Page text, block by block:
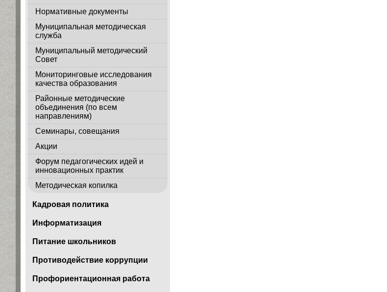
Нормативные документы
Муниципальная методическая
служба
Муниципальный методический
Совет
Мониторинговые исследования
качества образования
Районные методические
объединения (по всем
направлениям)
Семинары, совещания
Акции
Форум педагогических идей и
инновационных практик
Методическая копилка
Кадровая политика
Информатизация
Питание школьников
Противодействие коррупции
Профориентационная работа